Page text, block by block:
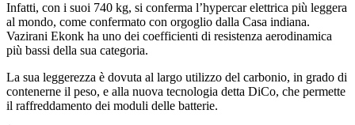
Infatti, con i suoi 740 kg, si conferma l’hypercar elettrica più leggera
al mondo, come confermato con orgoglio dalla Casa indiana.
Vazirani Ekonk ha uno dei coefficienti di resistenza aerodinamica
più bassi della sua categoria.
La sua leggerezza è dovuta al largo utilizzo del carbonio, in grado di
contenerne il peso, e alla nuova tecnologia detta DiCo, che permette
il raffreddamento dei moduli delle batterie.